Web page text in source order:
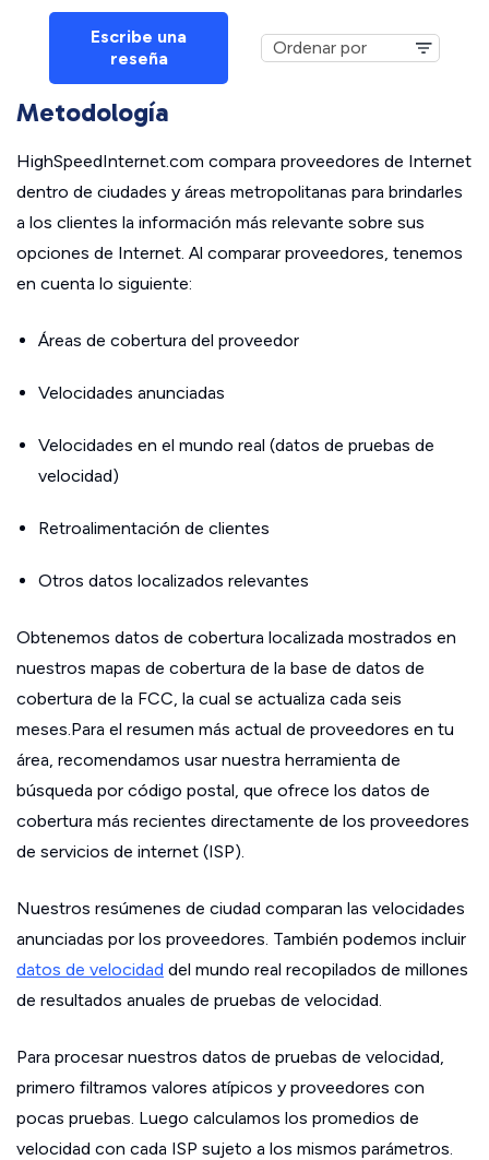
Escribe una
reseña
Metodología
HighSpeedInternet.com compara proveedores de Internet
dentro de ciudades y áreas metropolitanas para brindarles
a los clientes la información más relevante sobre sus
opciones de Internet. Al comparar proveedores, tenemos
en cuenta lo siguiente:
Áreas de cobertura del proveedor
Velocidades anunciadas
Velocidades en el mundo real (datos de pruebas de
velocidad)
Retroalimentación de clientes
Otros datos localizados relevantes
Obtenemos datos de cobertura localizada mostrados en
nuestros mapas de cobertura de la base de datos de
cobertura de la FCC, la cual se actualiza cada seis
meses.Para el resumen más actual de proveedores en tu
área, recomendamos usar nuestra herramienta de
búsqueda por código postal, que ofrece los datos de
cobertura más recientes directamente de los proveedores
de servicios de internet (ISP).
Nuestros resúmenes de ciudad comparan las velocidades
anunciadas por los proveedores. También podemos incluir
datos de velocidad del mundo real recopilados de millones
de resultados anuales de pruebas de velocidad.
Para procesar nuestros datos de pruebas de velocidad,
primero filtramos valores atípicos y proveedores con
pocas pruebas. Luego calculamos los promedios de
velocidad con cada ISP sujeto a los mismos parámetros.